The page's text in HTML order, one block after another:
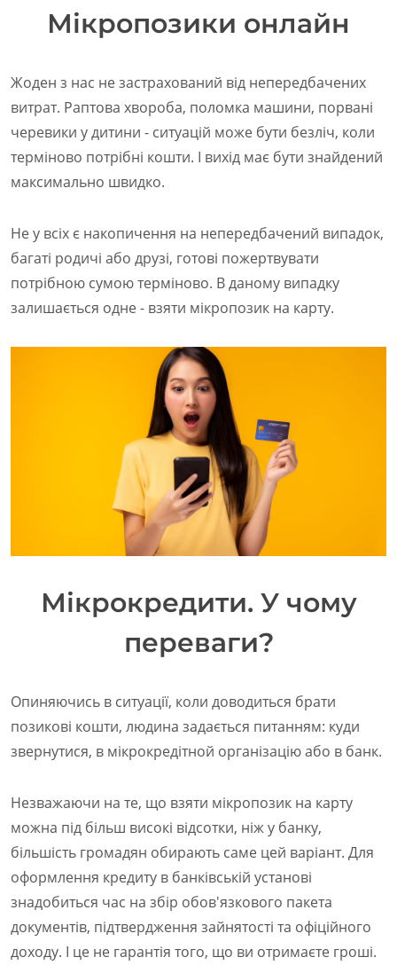
Мікропозики онлайн
Жоден з нас не застрахований від непередбачених
витрат. Раптова хвороба, поломка машини, порвані
черевики у дитини - ситуацій може бути безліч, коли
терміново потрібні кошти. І вихід має бути знайдений
максимально швидко.
Не у всіх є накопичення на непередбачений випадок,
багаті родичі або друзі, готові пожертвувати
потрібною сумою терміново. В даному випадку
залишається одне - взяти мікропозик на карту.
Мікрокредити. У чому
переваги?
Опиняючись в ситуації, коли доводиться брати
позикові кошти, людина задається питанням: куди
звернутися, в мікрокредітной організацію або в банк.
Незважаючи на те, що взяти мікропозик на карту
можна під більш високі відсотки, ніж у банку,
більшість громадян обирають саме цей варіант. Для
оформлення кредиту в банківській установі
знадобиться час на збір обов'язкового пакета
документів, підтвердження зайнятості та офіційного
доходу. І це не гарантія того, що ви отримаєте гроші.